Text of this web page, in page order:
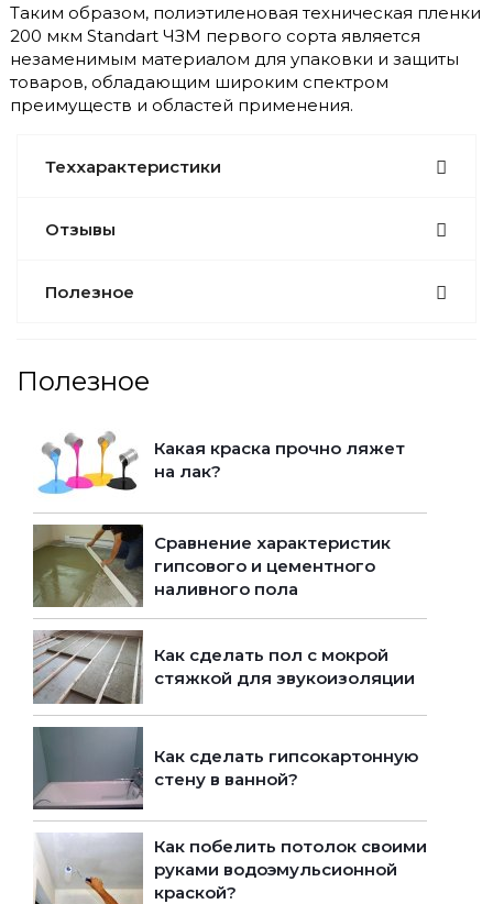
Таким образом, полиэтиленовая техническая пленки
200 мкм Standart ЧЗМ первого сорта является
незаменимым материалом для упаковки и защиты
товаров, обладающим широким спектром
преимуществ и областей применения.
Теххарактеристики
Отзывы
Полезное
Полезное
Какая краска прочно ляжет
на лак?
Сравнение характеристик
гипсового и цементного
наливного пола
Как сделать пол с мокрой
стяжкой для звукоизоляции
Как сделать гипсокартонную
стену в ванной?
Как побелить потолок своими
руками водоэмульсионной
краской?